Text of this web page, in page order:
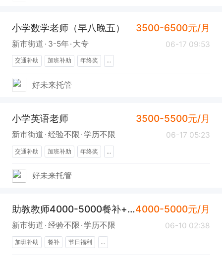
小学数学老师（早八晚五） 3500-6500元/月
新市街道 3-5年 大专 06-17 09:53
交通补助 加班补助 年终奖 ...
好未来托管
小学英语老师 3500-5500元/月
新市街道 经验不限 学历不限 06-17 05:23
交通补助 加班补助 年终奖 ...
好未来托管
助教教师4000-5000餐补+节日福利4000-5000元/月
新市街道 经验不限 学历不限 06-10 02:38
加班补助 餐补 节日福利 ...